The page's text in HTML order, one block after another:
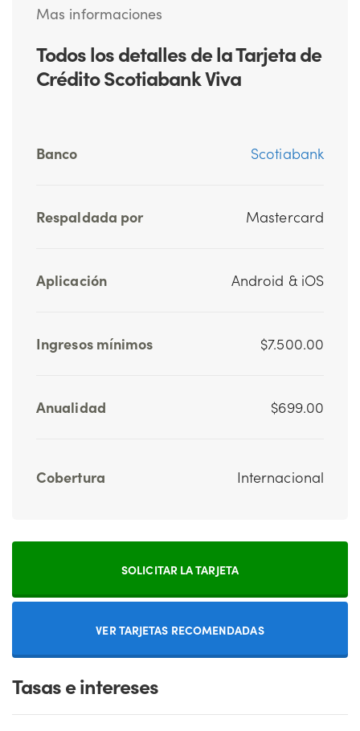
Mas informaciones
Todos los detalles de la Tarjeta de
Crédito Scotiabank Viva
Banco Scotiabank
Respaldada por Mastercard
Aplicación Android & iOS
Ingresos mínimos $7.500.00
Anualidad $699.00
Cobertura Internacional
SOLICITAR LA TARJETA
VER TARJETAS RECOMENDADAS
Tasas e intereses